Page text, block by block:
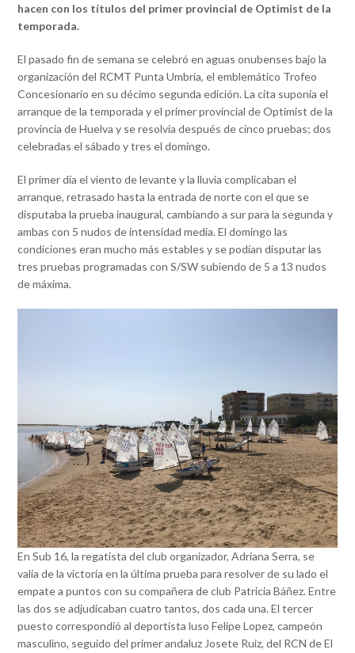
hacen con los títulos del primer provincial de Optimist de la
temporada.
El pasado fin de semana se celebró en aguas onubenses bajo la
organización del RCMT Punta Umbría, el emblemático Trofeo
Concesionario en su décimo segunda edición. La cita suponía el
arranque de la temporada y el primer provincial de Optimist de la
provincia de Huelva y se resolvía después de cinco pruebas; dos
celebradas el sábado y tres el domingo.
El primer día el viento de levante y la lluvia complicaban el
arranque, retrasado hasta la entrada de norte con el que se
disputaba la prueba inaugural, cambiando a sur para la segunda y
ambas con 5 nudos de intensidad media. El domingo las
condiciones eran mucho más estables y se podían disputar las
tres pruebas programadas con S/SW subiendo de 5 a 13 nudos
de máxima.
En Sub 16, la regatista del club organizador, Adriana Serra, se
valía de la victoria en la última prueba para resolver de su lado el
empate a puntos con su compañera de club Patricia Báñez. Entre
las dos se adjudicaban cuatro tantos, dos cada una. El tercer
puesto correspondió al deportista luso Felipe Lopez, campeón
masculino, seguido del primer andaluz Josete Ruiz, del RCN de El